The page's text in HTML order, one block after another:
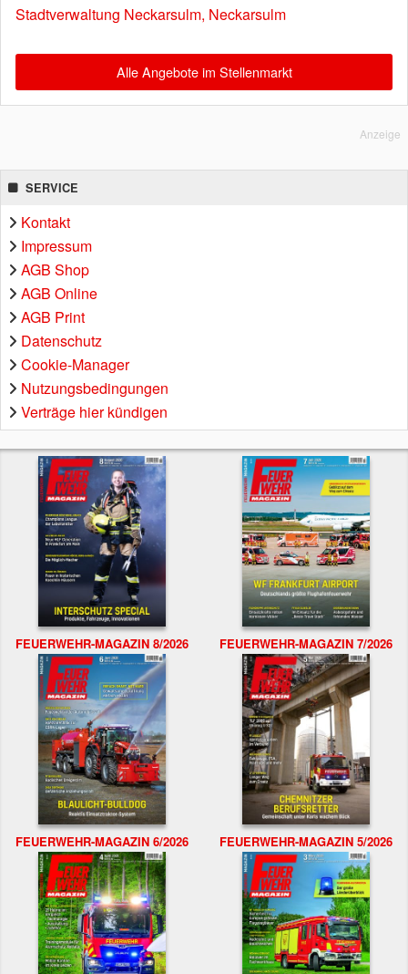
Stadtverwaltung Neckarsulm, Neckarsulm
Alle Angebote im Stellenmarkt
Anzeige
SERVICE
Kontakt
Impressum
AGB Shop
AGB Online
AGB Print
Datenschutz
Cookie-Manager
Nutzungsbedingungen
Verträge hier kündigen
FEUERWEHR-MAGAZIN 8/2026 FEUERWEHR-MAGAZIN 7/2026
FEUERWEHR-MAGAZIN 6/2026 FEUERWEHR-MAGAZIN 5/2026